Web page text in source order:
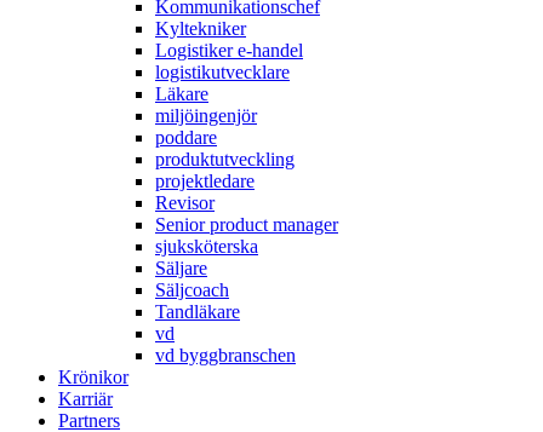
Kommunikationschef
Kyltekniker
Logistiker e-handel
logistikutvecklare
Läkare
miljöingenjör
poddare
produktutveckling
projektledare
Revisor
Senior product manager
sjuksköterska
Säljare
Säljcoach
Tandläkare
vd
vd byggbranschen
Krönikor
Karriär
Partners